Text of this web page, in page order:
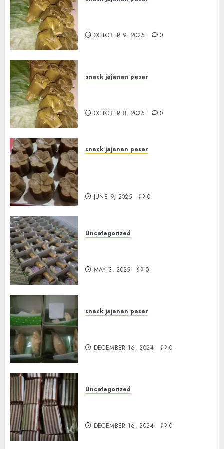
OCTOBER 9, 2025 0
snack jajanan pasar
OCTOBER 8, 2025 0
snack jajanan pasar
JUNE 9, 2025 0
Uncategorized
MAY 3, 2025 0
snack jajanan pasar
DECEMBER 16, 2024 0
Uncategorized
DECEMBER 16, 2024 0